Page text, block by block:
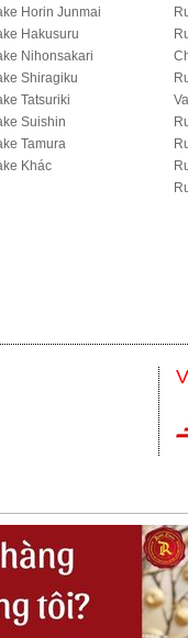
Horin Junmai
Hakusuru
Nihonsakari
Shiragiku
Tatsuriki
Suishin
Tamura
Khác